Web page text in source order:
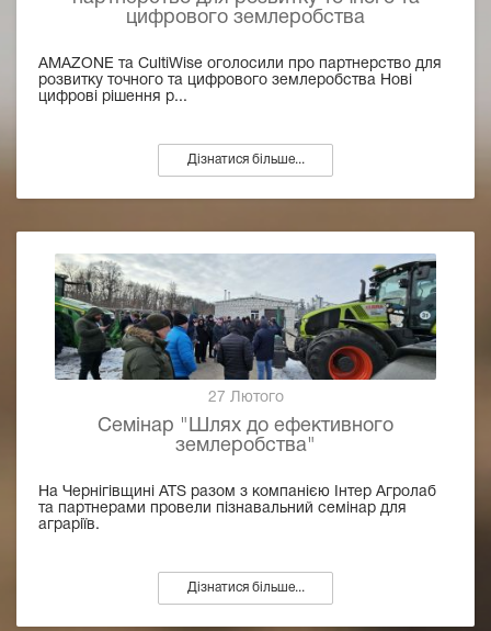
цифрового землеробства
AMAZONE та CultiWise оголосили про партнерство для
розвитку точного та цифрового землеробства Нові
цифрові рішення р...
Дізнатися більше...
27 Лютого
Семінар "Шлях до ефективного
землеробства"
На Чернігівщині ATS разом з компанією Інтер Агролаб
та партнерами провели пізнавальний семінар для
аграріїв.
Дізнатися більше...